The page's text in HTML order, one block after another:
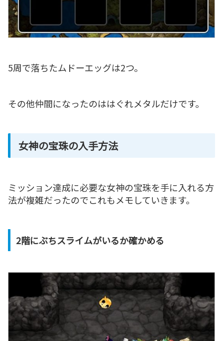
5周で落ちたムドーエッグは2つ。
その他仲間になったのははぐれメタルだけです。
女神の宝珠の入手方法
ミッション達成に必要な女神の宝珠を手に入れる方
法が複雑だったのでこれもメモしていきます。
2階にぶちスライムがいるか確かめる